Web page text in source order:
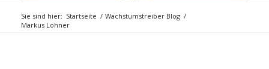
Sie sind hier: Startseite / Wachstumstreiber Blog /
Markus Lohner